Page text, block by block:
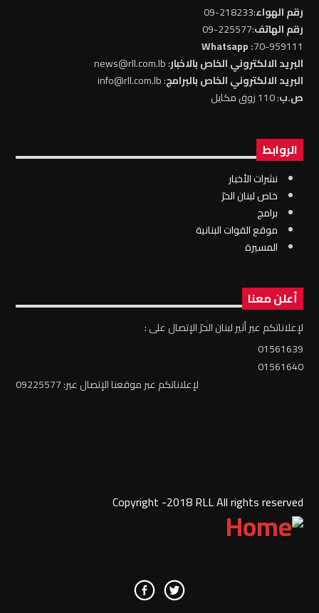
رقم الهواء:218233-09
رقم الهاتف:225577-09
70-959111
: Whatsapp
البريد الالكتروني الخاص بالاخبار: news@rll.com.lb
البريد الالكتروني الخاص بالبرامج: info@rll.com.lb
ص.ب: 110 زوق مكايل
الروابط
نشرات الأخبار
خاص لبنان الحرّ
برامج
موقع القوات البنانية
المسيرة
أعلن معنا
لإعلاناتكم عبر أثير لبنان الحرّ الإتصال على :
01561639
01561640
لإعلاناتكم عبر موقعنا الإتصال عبر: 09225577
Copyright -2018 RLL All rights reserved